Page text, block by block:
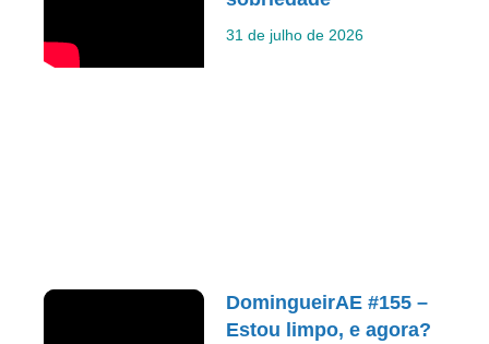
31 de julho de 2026
DomingueirAE #155 –
Estou limpo, e agora?